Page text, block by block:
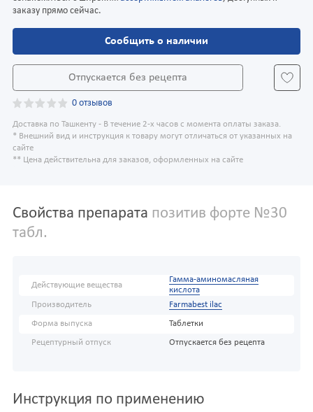
заказу прямо сейчас.
Сообщить о наличии
Отпускается без рецепта
0 отзывов
Доставка по Ташкенту - В течение 2-х часов с момента оплаты заказа.
* Внешний вид и инструкция к товару могут отличаться от указанных на
сайте
** Цена действительна для заказов, оформленных на сайте
Свойства препарата позитив форте №30
табл.
Действующие вещества
Гамма-аминомасляная
кислота
Производитель
Farmabest ilac
Форма выпуска Таблетки
Рецептурный отпуск Отпускается без рецепта
Инструкция по применению